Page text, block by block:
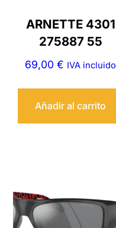
ARNETTE 4301
275887 55
69,00€ IVA incluido
Añadir al carrito